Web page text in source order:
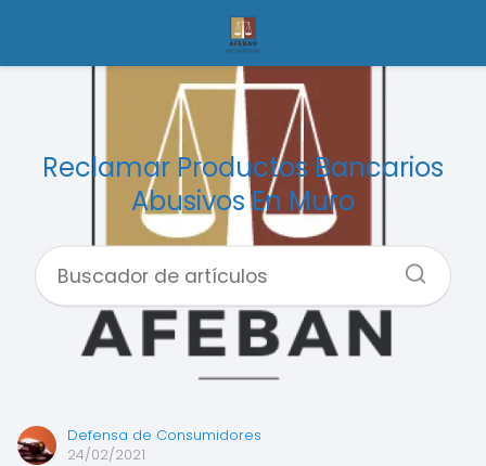
Reclamar Productos Bancarios
Abusivos En Muro
Defensa de Consumidores
24/02/2021